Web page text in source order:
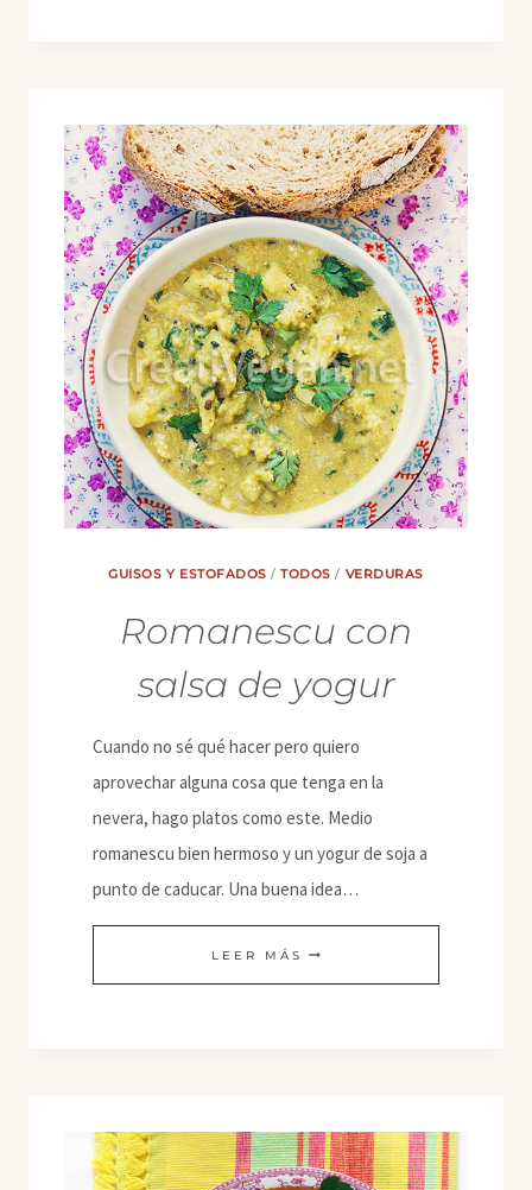
GUISOS Y ESTOFADOS /TODOS / VERDURAS
Romanescu con
salsa de yogur
Cuando no sé qué hacer pero quiero
aprovechar alguna cosa que tenga en la
nevera, hago platos como este. Medio
romanescu bien hermoso y un yogur de soja a
punto de caducar. Una buena idea…
LEER MÁS ROMANESCU
CON